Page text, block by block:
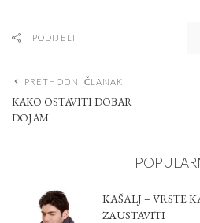
PODIJELI
PRETHODNI ČLANAK
KAKO OSTAVITI DOBAR
DOJAM
KAŠALJ – VRSTE
ZAUSTAVITI